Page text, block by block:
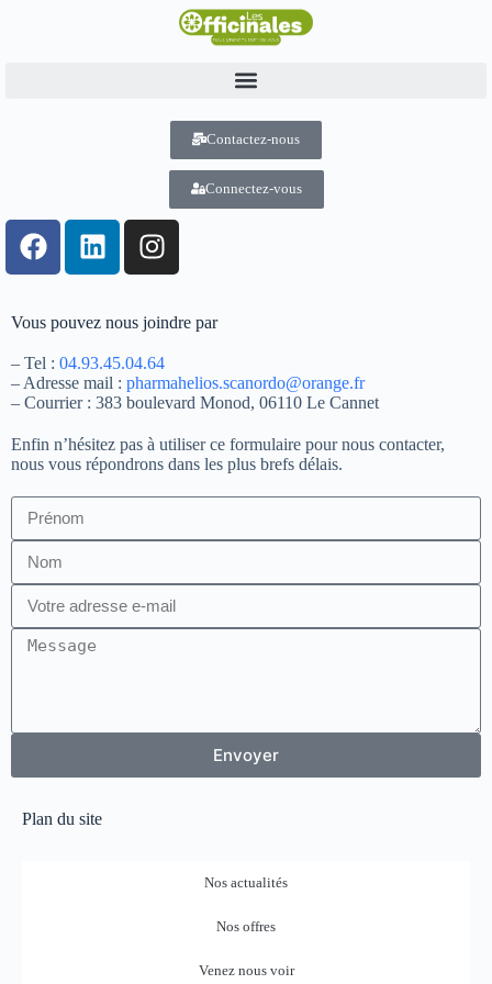
Contactez-nous
Connectez-vous
Vous pouvez nous joindre par
– Tel : 04.93.45.04.64
– Adresse mail : pharmahelios.scanordo@orange.fr
– Courrier : 383 boulevard Monod, 06110 Le Cannet
Enfin n’hésitez pas à utiliser ce formulaire pour nous contacter,
nous vous répondrons dans les plus brefs délais.
Envoyer
Plan du site
Nos actualités
Nos offres
Venez nous voir